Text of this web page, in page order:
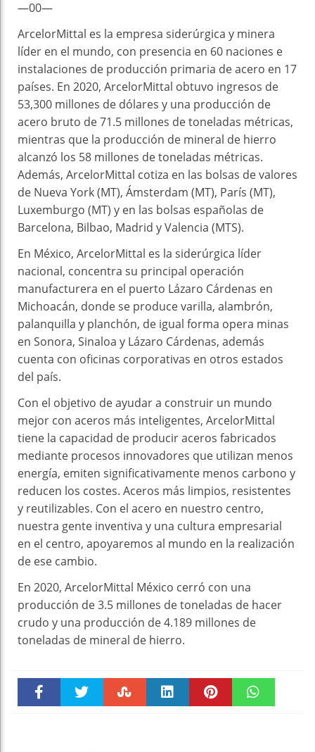
—00—
ArcelorMittal es la empresa siderúrgica y minera
líder en el mundo, con presencia en 60 naciones e
instalaciones de producción primaria de acero en 17
países. En 2020, ArcelorMittal obtuvo ingresos de
53,300 millones de dólares y una producción de
acero bruto de 71.5 millones de toneladas métricas,
mientras que la producción de mineral de hierro
alcanzó los 58 millones de toneladas métricas.
Además, ArcelorMittal cotiza en las bolsas de valores
de Nueva York (MT), Ámsterdam (MT), París (MT),
Luxemburgo (MT) y en las bolsas españolas de
Barcelona, Bilbao, Madrid y Valencia (MTS).
En México, ArcelorMittal es la siderúrgica líder
nacional, concentra su principal operación
manufacturera en el puerto Lázaro Cárdenas en
Michoacán, donde se produce varilla, alambrón,
palanquilla y planchón, de igual forma opera minas
en Sonora, Sinaloa y Lázaro Cárdenas, además
cuenta con oficinas corporativas en otros estados
del país.
Con el objetivo de ayudar a construir un mundo
mejor con aceros más inteligentes, ArcelorMittal
tiene la capacidad de producir aceros fabricados
mediante procesos innovadores que utilizan menos
energía, emiten significativamente menos carbono y
reducen los costes. Aceros más limpios, resistentes
y reutilizables. Con el acero en nuestro centro,
nuestra gente inventiva y una cultura empresarial
en el centro, apoyaremos al mundo en la realización
de ese cambio.
En 2020, ArcelorMittal México cerró con una
producción de 3.5 millones de toneladas de hacer
crudo y una producción de 4.189 millones de
toneladas de mineral de hierro.